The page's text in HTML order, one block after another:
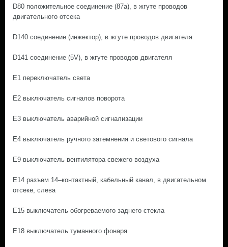
D80 положительное соединение (87а), в жгуте проводов
двигательного отсека
D140 соединение (инжектор), в жгуте проводов двигателя
D141 соединение (5V), в жгуте проводов двигателя
E1 переключатель света
E2 выключатель сигналов поворота
E3 выключатель аварийной сигнализации
E4 выключатель ручного затемнения и светового сигнала
E9 выключатель вентилятора свежего воздуха
E14 разъем 14–контактный, кабельный канал, в двигательном
отсеке, слева
E15 выключатель обогреваемого заднего стекла
E18 выключатель туманного фонаря